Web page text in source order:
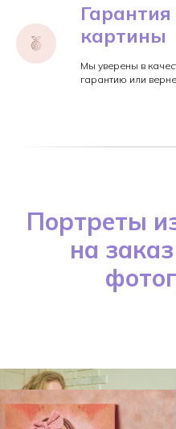
картины
Мы уверены в
гарантию или
Портреты
на